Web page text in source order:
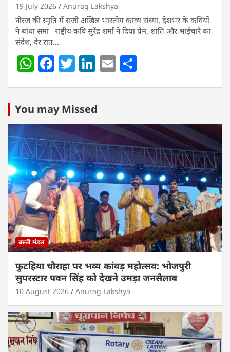
19 July 2026 Anurag Lakshya
नीरज की स्मृति में सजी अखिल भारतीय काव्य संध्या, देशभर के कवियों
ने बांधा समां राष्ट्रीय कवि सुरेंद्र शर्मा ने दिया प्रेम, शांति और भाईचारे का
संदेश, देर रात…
W
s
A
p
p
F
e
b
o
o
k
T
er
Li
e
dI
n
E
You may Missed
बस्ती मंडल
फुटहिया चौराहा पर भव्य कांवड़ महोत्सव: भोजपुरी
सुपरस्टार पवन सिंह को देखने उमड़ा जनसैलाब
10 August 2026 Anurag Lakshya